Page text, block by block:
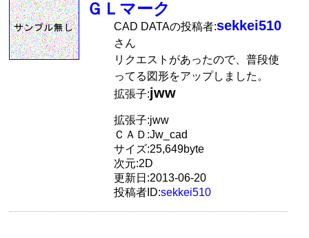
ＧＬマーク
CAD DATAの投稿者:sekkei510
さん
リクエストがあったので、普段使
ってる図形をアップしました。
拡張子:jww
拡張子:jww
ＣＡＤ:Jw_cad
サイズ:25,649byte
次元:2D
更新日:2013-06-20
投稿者ID:sekkei510